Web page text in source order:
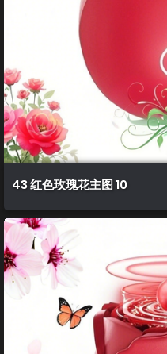
43 红色玫瑰花主图 10